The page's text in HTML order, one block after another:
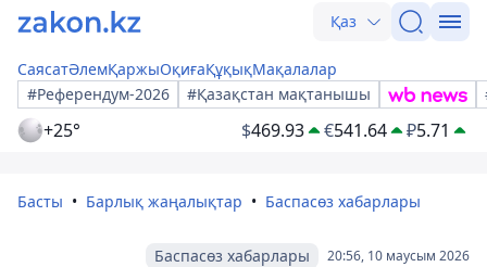
Қаз
СаясатӘлемҚаржыОқиғаҚұқықМақалалар
#Референдум-2026
#Қазақстан мақтанышы
+25° $469.93 €541.64 ₽5.71
Басты Барлық жаңалықтар Баспасөз хабарлары
20:56, 10 маусым 2026
Баспасөз хабарлары